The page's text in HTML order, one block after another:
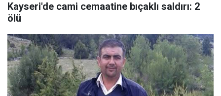
Kayseri'de cami cemaatine bıçaklı saldırı: 2
ölü